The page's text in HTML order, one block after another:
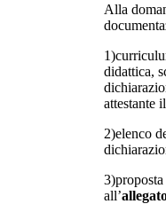
Alla
didattica,
attestante
2)elenco
all’